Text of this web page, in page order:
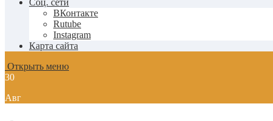
Соц. сети
ВКонтакте
Rutube
Instagram
Карта сайта
Открыть меню
30
Авг